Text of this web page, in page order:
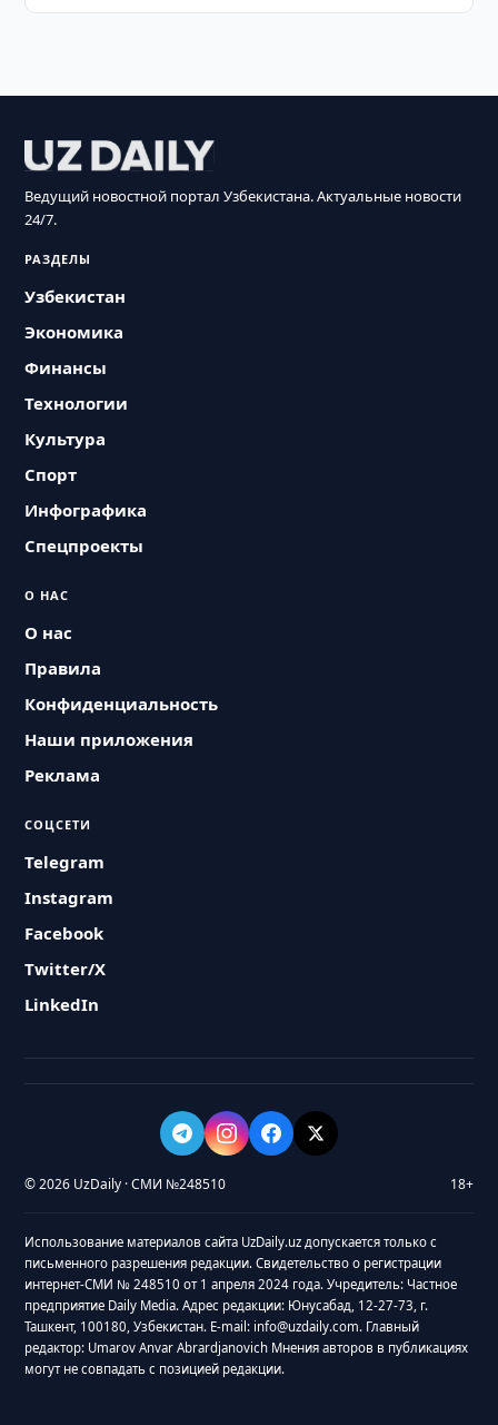
Ведущий новостной портал Узбекистана. Актуальные новости
24/7.
РАЗДЕЛЫ
Узбекистан
Экономика
Финансы
Технологии
Культура
Спорт
Инфографика
Спецпроекты
О НАС
О нас
Правила
Конфиденциальность
Наши приложения
Реклама
СОЦСЕТИ
Telegram
Instagram
Facebook
Twitter/X
LinkedIn
© 2026 UzDaily · СМИ №248510 18+
Использование материалов сайта UzDaily.uz допускается только с
письменного разрешения редакции. Свидетельство о регистрации
интернет-СМИ № 248510 от 1 апреля 2024 года. Учредитель: Частное
предприятие Daily Media. Адрес редакции: Юнусабад, 12-27-73, г.
Ташкент, 100180, Узбекистан. E-mail: info@uzdaily.com. Главный
редактор: Umarov Anvar Abrardjanovich Мнения авторов в публикациях
могут не совпадать с позицией редакции.